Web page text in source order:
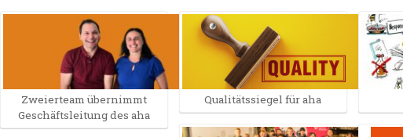
Zweierteam übernimmt
Geschäftsleitung des aha
Qualitätssiegel für aha